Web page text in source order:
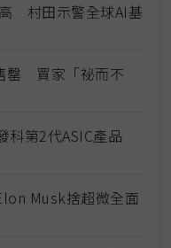
村田示警全球AI基
罄 買家「祕而不
第2代ASIC產品
Musk捨超微全面